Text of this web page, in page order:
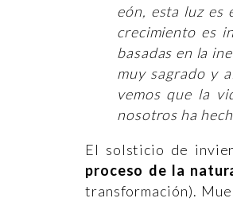
eón, esta luz es
crecimiento es
basadas en la
muy sagrado y
vemos que la
nosotros ha
El solsticio de
proceso de la
transformación).